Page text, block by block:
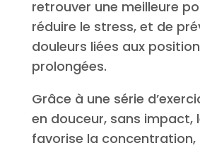
retrouver une meilleure
réduire le stress, et de
douleurs liées aux
prolongées.
Grâce à une série
en douceur, sans impact,
favorise la concentration,